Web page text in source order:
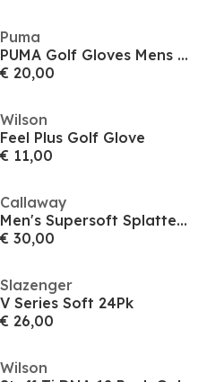
Puma
PUMA Golf Gloves Mens - Twin Pack
€ 20,00
Wilson
Feel Plus Golf Glove
€ 11,00
Callaway
Men's Supersoft Splatter Golf Balls
€ 30,00
Slazenger
V Series Soft 24Pk
€ 26,00
Wilson